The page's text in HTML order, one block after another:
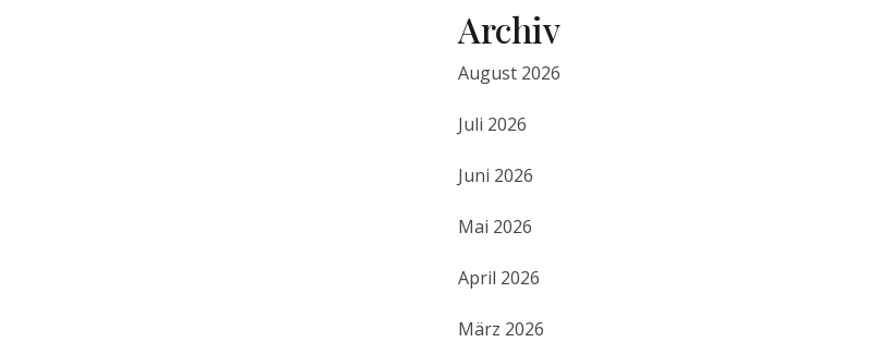
Archiv
August 2026
Juli 2026
Juni 2026
Mai 2026
April 2026
März 2026